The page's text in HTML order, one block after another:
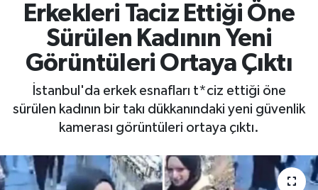
Erkekleri Taciz Ettiği Öne
Sürülen Kadının Yeni
Görüntüleri Ortaya Çıktı
İstanbul'da erkek esnafları t*ciz ettiği öne
sürülen kadının bir takı dükkanındaki yeni güvenlik
kamerası görüntüleri ortaya çıktı.
Ekonomi
Genel
Güncel
Haberde İnsan
Kültür Sanat
Tüm Manşetler
Son Dakika Haberleri
Haber Arşivi